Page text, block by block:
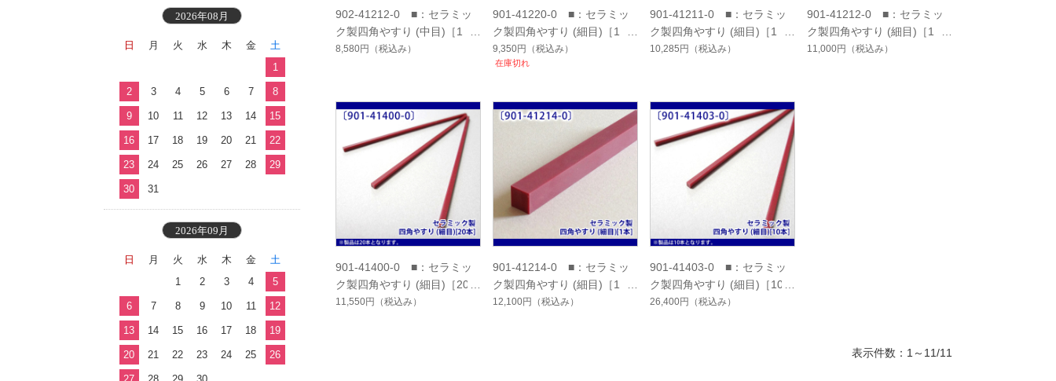
902-41212-0 ■：セラミッ
ク製四角やすり (中目)［1
本］
8,580円 （税込み）
901-41220-0 ■：セラミッ
ク製四角やすり (細目)［1
本］
9,350円 （税込み）
在庫切れ
901-41211-0 ■：セラミッ
ク製四角やすり (細目)［1
本］
10,285円 （税込み）
901-41212-0 ■：セラミッ
ク製四角やすり (細目)［1
本］
11,000円 （税込み）
901-41400-0 ■：セラミッ
ク製四角やすり (細目)［20本
入り］
11,550円 （税込み）
901-41214-0 ■：セラミッ
ク製四角やすり (細目)［1
本］
12,100円 （税込み）
901-41403-0 ■：セラミッ
ク製四角やすり (細目)［10本
入り］
26,400円 （税込み）
表示件数：1～11/11
2026年08月
日 月 火 水 木 金
土
1
2 3 4 5 6 7 8
9 10 11 12 13 14 15
16 17 18 19 20 21 22
23 24 25 26 27 28 29
30 31
2026年09月
日 月 火 水 木 金
土
1
2 3 4 5
6 7 8 9 10 11 12
13 14 15 16 17 18 19
20 21 22 23 24 25 26